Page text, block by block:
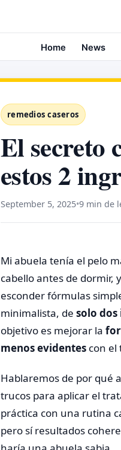
Home News
remedios caseros
El secreto
estos 2
September 5, 2025•9 min de
Mi abuela tenía el pelo
cabello antes de dormir,
esconder fórmulas
minimalista, de solo
objetivo es mejorar la
menos evidentes con el
Hablaremos de por qué
trucos para aplicar el
práctica con una rutina
pero sí resultados